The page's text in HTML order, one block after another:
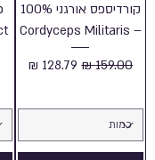
קורדיספס אורגני 100%
– Cordyceps Militaris
מחיר רגיל‏159.00 ‏₪ מחיר מבצע